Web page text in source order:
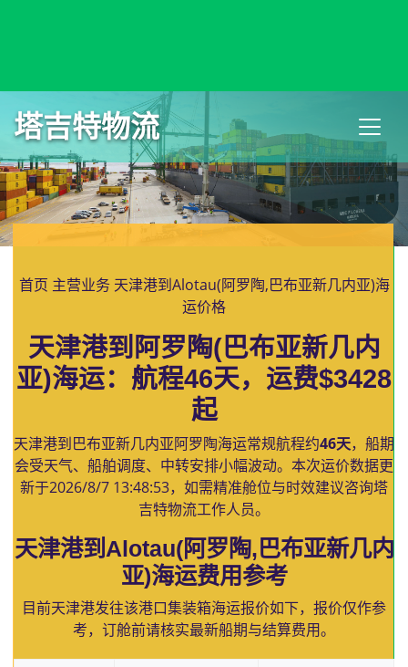
塔吉特物流
首页 主营业务 天津港到Alotau(阿罗陶,巴布亚新几内亚)海
运价格
天津港到阿罗陶(巴布亚新几内
亚)海运：航程46天，运费$3428
起
天津港到巴布亚新几内亚阿罗陶海运常规航程约46天，船期
会受天气、船舶调度、中转安排小幅波动。本次运价数据更
新于2026/8/7 13:48:53，如需精准舱位与时效建议咨询塔
吉特物流工作人员。
天津港到Alotau(阿罗陶,巴布亚新几内
亚)海运费用参考
目前天津港发往该港口集装箱海运报价如下，报价仅作参
考，订舱前请核实最新船期与结算费用。